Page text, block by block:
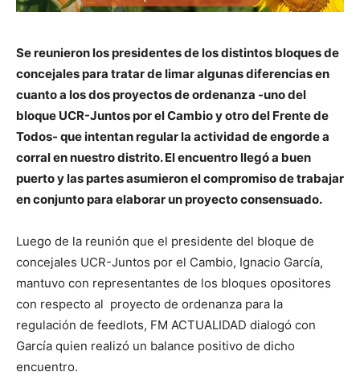
Se reunieron los presidentes de los distintos bloques de
concejales para tratar de limar algunas diferencias en
cuanto a los dos proyectos de ordenanza -uno del
bloque UCR-Juntos por el Cambio y otro del Frente de
Todos- que intentan regular la actividad de engorde a
corral en nuestro distrito. El encuentro llegó a buen
puerto y las partes asumieron el compromiso de trabajar
en conjunto para elaborar un proyecto consensuado.
Luego de la reunión que el presidente del bloque de
concejales UCR-Juntos por el Cambio, Ignacio García,
mantuvo con representantes de los bloques opositores
con respecto al proyecto de ordenanza para la
regulación de feedlots, FM ACTUALIDAD dialogó con
García quien realizó un balance positivo de dicho
encuentro.